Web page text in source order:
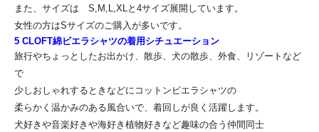
また、サイズは S,M,L,XLと4サイズ展開しています。
女性の方はSサイズのご購入が多いです。
5 CLOFT綿ビエラシャツの着用シチュエーション
旅行やちょっとしたお出かけ、散歩、犬の散歩、外食、リゾートなど
で
少しおしゃれするときなどにコットンビエラシャツの
柔らかく温かみのある風合いで、着回しが良く活躍します。
犬好きや音楽好きや海好き植物好きなど趣味の合う仲間同士